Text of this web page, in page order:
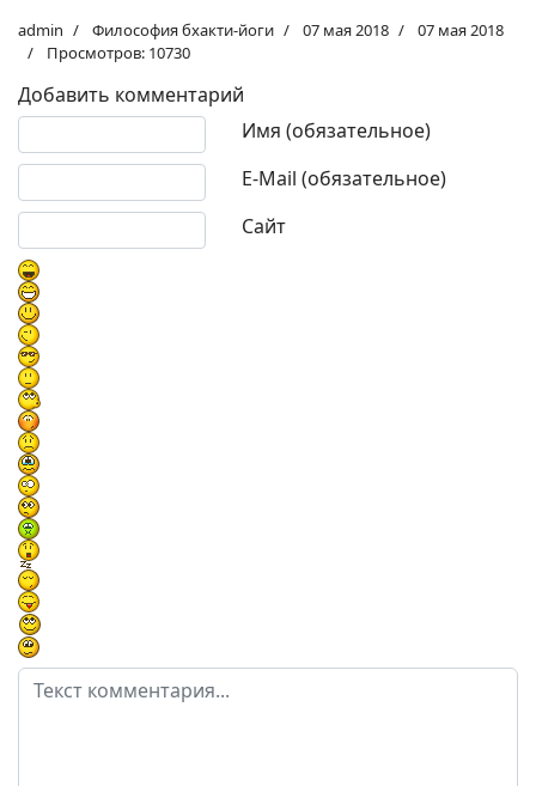
admin Философия бхакти-йоги 07 мая 2018
07 мая 2018
Просмотров: 10730
Добавить комментарий
Имя (обязательное)
E-Mail (обязательное)
Сайт
Текст комментария